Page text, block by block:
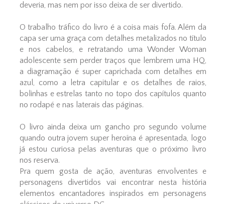
deveria, mas nem por isso deixa de ser divertido.
O trabalho tráfico do livro é a coisa mais fofa. Além da
capa ser uma graça com detalhes metalizados no título
e nos cabelos, e retratando uma Wonder Woman
adolescente sem perder traços que lembrem uma HQ,
a diagramação é super caprichada com detalhes em
azul, como a letra capitular e os detalhes de raios,
bolinhas e estrelas tanto no topo dos capítulos quanto
no rodapé e nas laterais das páginas.
O livro ainda deixa um gancho pro segundo volume
quando outra jovem super heroína é apresentada, logo
já estou curiosa pelas aventuras que o próximo livro
nos reserva.
Pra quem gosta de ação, aventuras envolventes e
personagens divertidos vai encontrar nesta história
elementos encantadores inspirados em personagens